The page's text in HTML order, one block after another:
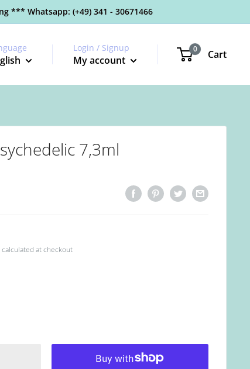
*** Whatsapp: (+49) 341 - 30671466
Login / Signup
My account
0 Cart
7,3ml
at checkout